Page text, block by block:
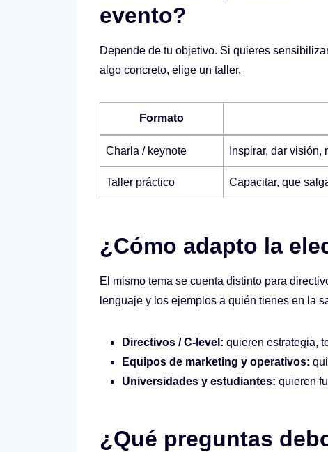
evento?
Depende de tu objetivo. Si quieres
algo concreto, elige un taller.
Formato
Charla / keynote Inspirar, dar visión,
Taller práctico Capacitar, que
¿Cómo adapto la
El mismo tema se cuenta distinto para
lenguaje y los ejemplos a quién tienes en la
Directivos / C-level: quieren estrategia,
Equipos de marketing y operativos:
Universidades y estudiantes: quieren
¿Qué preguntas